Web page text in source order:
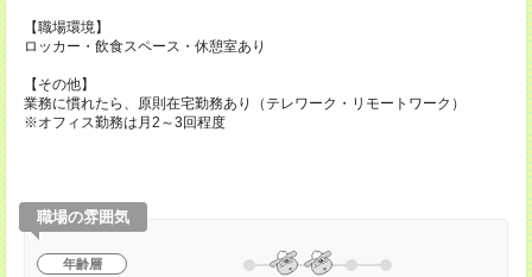
【職場環境】
ロッカー・飲食スペース・休憩室あり
【その他】
業務に慣れたら、原則在宅勤務あり（テレワーク・リモートワーク）
※オフィス勤務は月2～3回程度
職場の雰囲気
年齢層